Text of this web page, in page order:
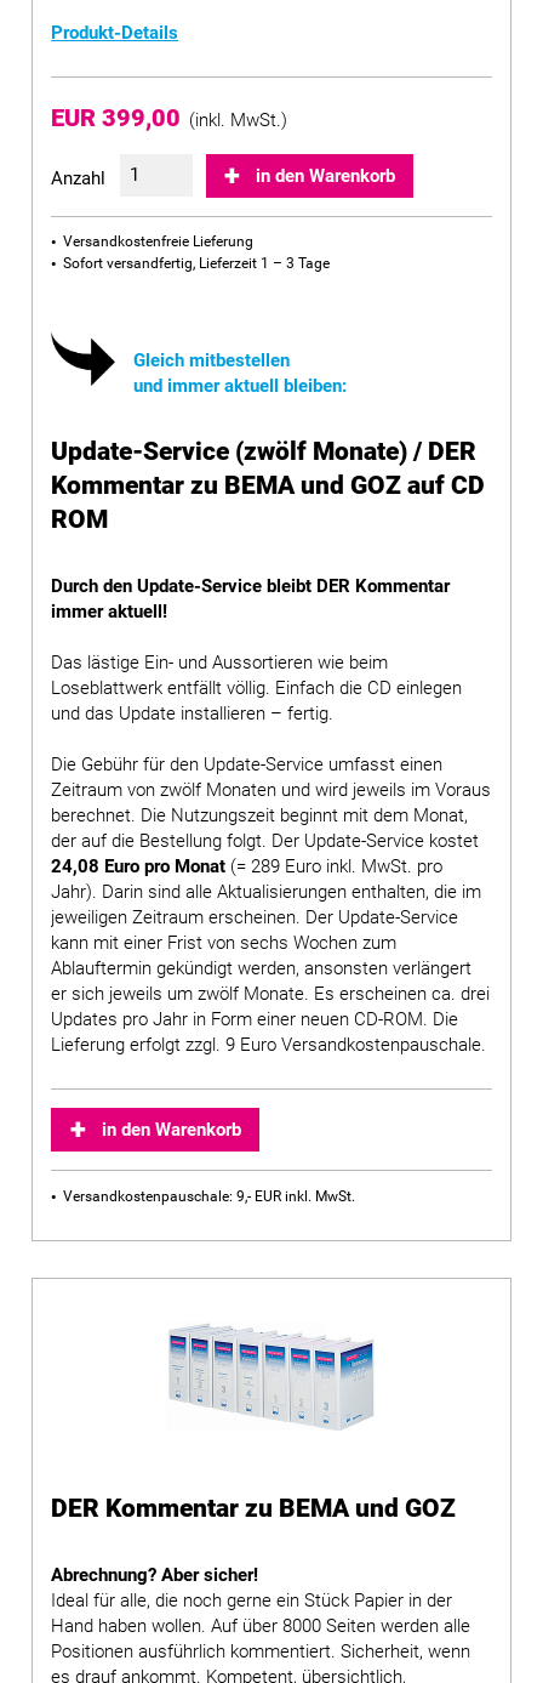
Produkt-Details
EUR 399,00 (inkl. MwSt.)
Anzahl in den Warenkorb
Versandkostenfreie Lieferung
Sofort versandfertig, Lieferzeit 1 – 3 Tage
Gleich mitbestellen
und immer aktuell bleiben:
Update-Service (zwölf Monate) / DER
Kommentar zu BEMA und GOZ auf CD
ROM
Durch den Update-Service bleibt DER Kommentar
immer aktuell!
Das lästige Ein- und Aussortieren wie beim
Loseblattwerk entfällt völlig. Einfach die CD einlegen
und das Update installieren – fertig.
Die Gebühr für den Update-Service umfasst einen
Zeitraum von zwölf Monaten und wird jeweils im Voraus
berechnet. Die Nutzungszeit beginnt mit dem Monat,
der auf die Bestellung folgt. Der Update-Service kostet
24,08 Euro pro Monat (= 289 Euro inkl. MwSt. pro
Jahr). Darin sind alle Aktualisierungen enthalten, die im
jeweiligen Zeitraum erscheinen. Der Update-Service
kann mit einer Frist von sechs Wochen zum
Ablauftermin gekündigt werden, ansonsten verlängert
er sich jeweils um zwölf Monate. Es erscheinen ca. drei
Updates pro Jahr in Form einer neuen CD-ROM. Die
Lieferung erfolgt zzgl. 9 Euro Versandkostenpauschale.
in den Warenkorb
Versandkostenpauschale: 9,- EUR inkl. MwSt.
DER Kommentar zu BEMA und GOZ
Abrechnung? Aber sicher!
Ideal für alle, die noch gerne ein Stück Papier in der
Hand haben wollen. Auf über 8000 Seiten werden alle
Positionen ausführlich kommentiert. Sicherheit, wenn
es drauf ankommt. Kompetent, übersichtlich,